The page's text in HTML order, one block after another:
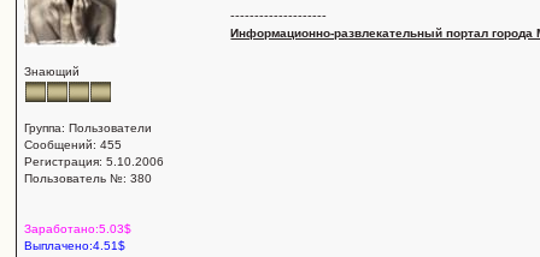
Знающий
Группа: Пользователи
Сообщений: 455
Регистрация: 5.10.2006
Пользователь №: 380
Заработано:5.03$
Выплачено:4.51$
--------------------
Информационно-развлекательный портал города